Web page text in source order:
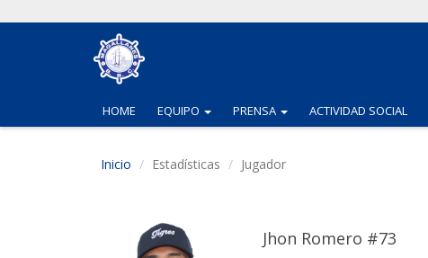
HOME EQUIPO (CURRENT)
PRENSA (CURRENT)
ACTIVIDAD SOCIAL
Inicio Estadísticas Jugador
Jhon Romero #73